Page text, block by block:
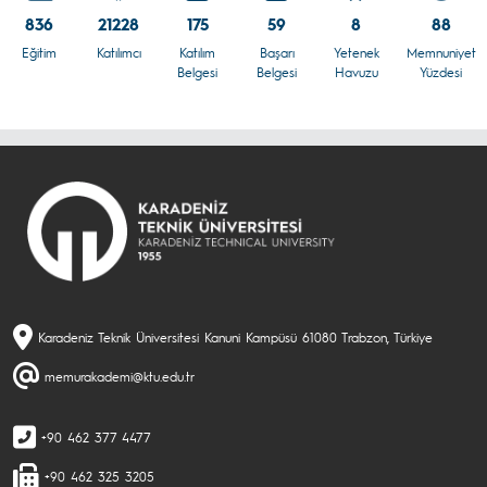
836
Eğitim
21228
Katılımcı
175
Katılım
Belgesi
59
Başarı
Belgesi
8
Yetenek
Havuzu
88
Memnuniyet
Yüzdesi
Karadeniz Teknik Üniversitesi Kanuni Kampüsü 61080 Trabzon, Türkiye
memurakademi@ktu.edu.tr
+90 462 377 4477
+90 462 325 3205